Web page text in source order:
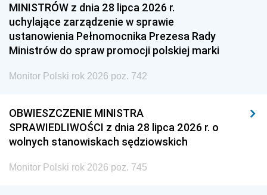
MINISTRÓW z dnia 28 lipca 2026 r.
uchylające zarządzenie w sprawie
ustanowienia Pełnomocnika Prezesa Rady
Ministrów do spraw promocji polskiej marki
Monitor Polski rok 2026 poz. 742
OBWIESZCZENIE MINISTRA
SPRAWIEDLIWOŚCI z dnia 28 lipca 2026 r. o
wolnych stanowiskach sędziowskich
Monitor Polski rok 2026 poz. 745